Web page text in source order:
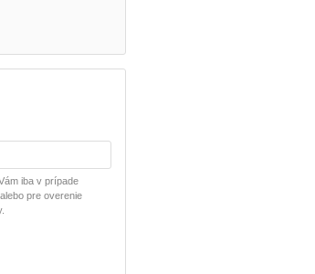
iba v prípade
pre overenie